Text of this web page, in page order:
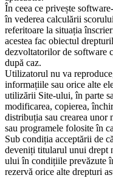
În ceea ce privește
în vederea calculării
referitoare la situația
acestea fac obiectul
dezvoltatorilor de software
după caz.
Utilizatorul nu va
informațiile sau orice alte
utilizării Site-ului, în parte
modificarea, copierea,
distribuția sau crearea unor
sau programele folosite în
Sub condiția acceptării de
deveniți titularul unui drept
ului în condițiile prevăzute
rezervă orice alte drepturi